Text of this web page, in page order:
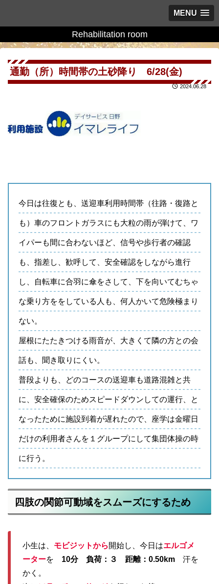
MENU
Rehabilitation room
通勤（所）時間帯の土砂降り 6/28(金)
2024.06.28
今日は往復とも、送迎車利用時間帯（往路・復路と
も）車のフロントガラスにも大粒の雨が弾けて、ワ
イパーも間に合わないほど、信号や歩行者の確認
も、指差し、歓呼して、安全確認をしながら進行
し、自転車に合羽に傘をさして、下を向いてむちゃ
な乗り方ををしている人も、何人かいて危険極まり
ない。
屋根にたたきつける雨音が、大きくて隣の方との会
話も、聞き取りにくい。
普段よりも、どのコースの送迎車も道路混雑と共
に、安全確保のためスピードダウンしての運行、と
なったために施設到着が遅れたので、座学は金曜日
だけの利用者さんを１グループにして集団体操の時
に行う。
四肢の関節可動域をスムーズにするため
小生は、 モビジットから 開始し、今日はエルゴメ
ーターを 10分 負荷：３ 距離：0.50km 汗を
かく。